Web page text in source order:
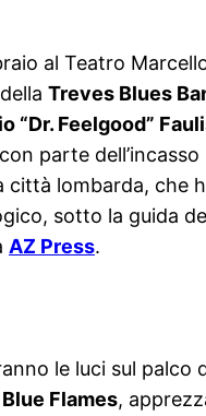
al Teatro
Treves Blues
“Dr. Feelgood”
parte
città lombarda, che
sotto la guida
AZ Press.
le luci sul
Flames,